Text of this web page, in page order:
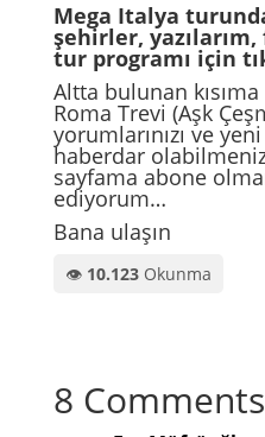
Mega Italya
şehirler,
tur programı için
Altta bulunan
Roma Trevi (Aşk
yorumlarınızı ve
haberdar
sayfama abone
ediyorum…
Bana ulaşın
👁️ 10.123Okunma
8 Comments